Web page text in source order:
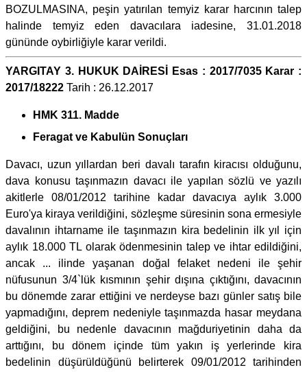
BOZULMASINA, peşin yatırılan temyiz karar harcının talep
halinde temyiz eden davacılara iadesine, 31.01.2018
gününde oybirliğiyle karar verildi.
YARGITAY 3. HUKUK DAİRESİ Esas : 2017/7035 Karar :
2017/18222 Tarih : 26.12.2017
HMK 311. Madde
Feragat ve Kabulün Sonuçları
Davacı, uzun yıllardan beri davalı tarafın kiracısı olduğunu,
dava konusu taşınmazın davacı ile yapılan sözlü ve yazılı
akitlerle 08/01/2012 tarihine kadar davacıya aylık 3.000
Euro'ya kiraya verildiğini, sözleşme süresinin sona ermesiyle
davalının ihtarname ile taşınmazın kira bedelinin ilk yıl için
aylık 18.000 TL olarak ödenmesinin talep ve ihtar edildiğini,
ancak ... ilinde yaşanan doğal felaket nedeni ile şehir
nüfusunun 3/4`lük kısmının şehir dışına çıktığını, davacının
bu dönemde zarar ettiğini ve nerdeyse bazı günler satış bile
yapmadığını, deprem nedeniyle taşınmazda hasar meydana
geldiğini, bu nedenle davacının mağduriyetinin daha da
arttığını, bu dönem içinde tüm yakın iş yerlerinde kira
bedelinin düşürüldüğünü belirterek 09/01/2012 tarihinden